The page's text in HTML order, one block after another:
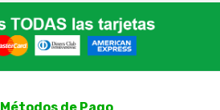
Métodos de Pago